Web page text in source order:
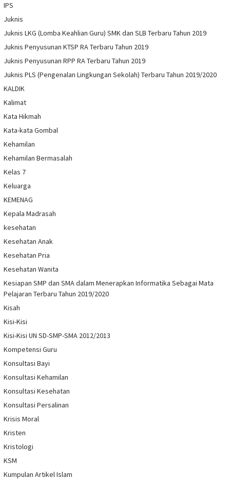
IPS
Juknis
Juknis LKG (Lomba Keahlian Guru) SMK dan SLB Terbaru Tahun 2019
Juknis Penyusunan KTSP RA Terbaru Tahun 2019
Juknis Penyusunan RPP RA Terbaru Tahun 2019
Juknis PLS (Pengenalan Lingkungan Sekolah) Terbaru Tahun 2019/2020
KALDIK
Kalimat
Kata Hikmah
Kata-kata Gombal
Kehamilan
Kehamilan Bermasalah
Kelas 7
Keluarga
KEMENAG
Kepala Madrasah
kesehatan
Kesehatan Anak
Kesehatan Pria
Kesehatan Wanita
Kesiapan SMP dan SMA dalam Menerapkan Informatika Sebagai Mata
Pelajaran Terbaru Tahun 2019/2020
Kisah
Kisi-Kisi
Kisi-Kisi UN SD-SMP-SMA 2012/2013
Kompetensi Guru
Konsultasi Bayi
Konsultasi Kehamilan
Konsultasi Kesehatan
Konsultasi Persalinan
Krisis Moral
Kristen
Kristologi
KSM
Kumpulan Artikel Islam